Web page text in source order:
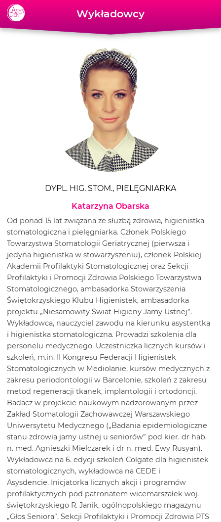
Skip to content
Wykładowcy
DYPL. HIG. STOM., PIELĘGNIARKA
Katarzyna Obarska
Od ponad 15 lat związana ze służbą zdrowia, higienistka
stomatologiczna i pielęgniarka. Członek Polskiego
Towarzystwa Stomatologii Geriatrycznej (pierwsza i
jedyna higienistka w stowarzyszeniu), członek Polskiej
Akademii Profilaktyki Stomatologicznej oraz Sekcji
Profilaktyki i Promocji Zdrowia Polskiego Towarzystwa
Stomatologicznego, ambasadorka Stowarzyszenia
Świętokrzyskiego Klubu Higienistek, ambasadorka
projektu „Niesamowity Świat Higieny Jamy Ustnej”.
Wykładowca, nauczyciel zawodu na kierunku asystentka
i higienistka stomatologiczna. Prowadzi szkolenia dla
personelu medycznego. Uczestniczka licznych kursów i
szkoleń, m.in. II Kongresu Federacji Higienistek
Stomatologicznych w Mediolanie, kursów medycznych z
zakresu periodontologii w Barcelonie, szkoleń z zakresu
metod regeneracji tkanek, implantologii i ortodoncji.
Badacz w projekcie naukowym nadzorowanym przez
Zakład Stomatologii Zachowawczej Warszawskiego
Uniwersytetu Medycznego („Badania epidemiologiczne
stanu zdrowia jamy ustnej u seniorów” pod kier. dr hab.
n. med. Agnieszki Mielczarek i dr n. med. Ewy Rusyan).
Wykładowca na 6. edycji szkoleń Colgate dla higienistek
stomatologicznych, wykładowca na CEDE i
Asysdencie. Inicjatorka licznych akcji i programów
profilaktycznych pod patronatem wicemarszałek woj.
świętokrzyskiego R. Janik, ogólnopolskiego magazynu
„Głos Seniora”, Sekcji Profilaktyki i Promocji Zdrowia PTS